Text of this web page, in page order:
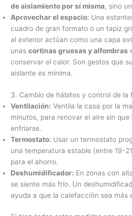
de aislamiento por sí misma, sino
Aprovechar el espacio: Una
cuadro de gran formato o un tapiz
al exterior actúan como una capa
unascortinas gruesas y alfombras
conservar el calor. Son gestos que
aislante es mínima.
3. Cambio de hábitos y control de la
Ventilación: Ventila la casa por la
minutos, para renovar el aire sin que
enfriarse.
Termostato: Usar un termostato
una temperatura estable (entre 19-
para el ahorro.
Deshumidificador: En zonas con
se siente más frío. Un
ayuda a que la calefacción sea más